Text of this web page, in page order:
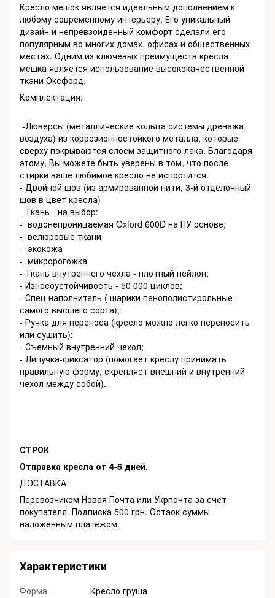
Кресло мешок является идеальным дополнением к
любому современному интерьеру. Его уникальный
дизайн и непревзойденный комфорт сделали его
популярным во многих домах, офисах и общественных
местах. Одним из ключевых преимуществ кресла
мешка является использование высококачественной
ткани Оксфорд.
Комплектация:
-Люверсы (металлические кольца системы дренажа
воздуха) из коррозионностойкого металла, которые
сверху покрываются слоем защитного лака. Благодаря
этому, Вы можете быть уверены в том, что после
стирки ваше любимое кресло не испортится.
- Двойной шов (из армированной нити, 3-й отделочный
шов в цвет кресла)
- Ткань - на выбор:
- водонепроницаемая Oxford 600D на ПУ основе;
- велюровые ткани
- экокожа
- микророгожка
- Ткань внутреннего чехла - плотный нейлон;
- Износоустойчивость - 50 000 циклов;
- Спец наполнитель ( шарики пенополистирольные
самого высшего сорта);
- Ручка для переноса (кресло можно легко переносить
или сушить);
- Съемный внутренний чехол;
- Липучка-фиксатор (помогает креслу принимать
правильную форму, скрепляет внешний и внутренний
чехол между собой).
СТРОК
Отправка кресла от 4-6 дней.
ДОСТАВКА
Перевозчиком Новая Почта или Укрпочта за счет
покупателя. Подписка 500 грн. Остаок суммы
наложенным платежом.
Характеристики
Форма Кресло груша